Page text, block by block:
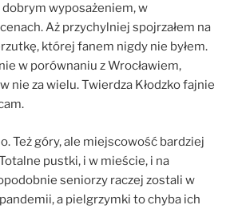
wyposażeniem, w
Aż przychylniej spojrzałem na
której fanem nigdy nie byłem.
w porównaniu z Wrocławiem,
nie za wielu. Twierdza Kłodzko fajnie
Też góry, ale miejscowość bardziej
pustki, i w mieście, i na
seniorzy raczej zostali w
a pielgrzymki to chyba ich